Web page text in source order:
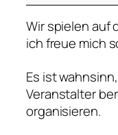
g
e
G
d
a
n
Wir spielen auf
ich freue mich
Es ist
Veranstalter
organisieren.